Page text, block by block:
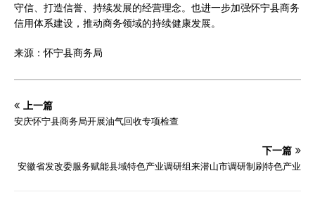
守信、打造信誉、持续发展的经营理念。也进一步加强怀宁县商务
信用体系建设，推动商务领域的持续健康发展。
来源：怀宁县商务局
上一篇
安庆怀宁县商务局开展油气回收专项检查
下一篇
安徽省发改委服务赋能县域特色产业调研组来潜山市调研制刷特色产业